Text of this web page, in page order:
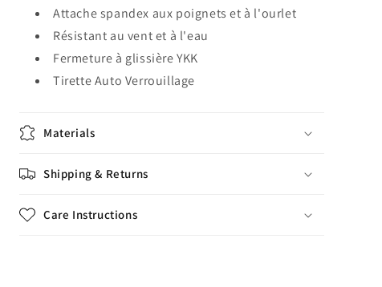
Attache spandex aux poignets et à l'ourlet
Résistant au vent et à l'eau
Fermeture à glissière YKK
Tirette Auto Verrouillage
Materials
Shipping & Returns
Care Instructions